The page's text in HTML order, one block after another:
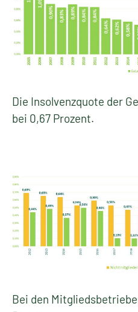
Die Insolvenzquote der
bei 0,67 Prozent.
Bei den